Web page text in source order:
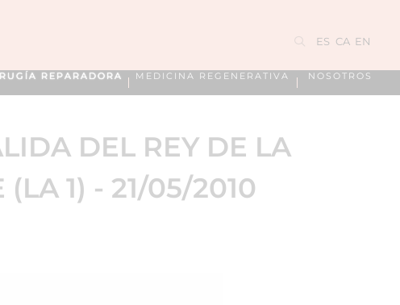
ES CA EN
REPARADORA MEDICINA REGENERATIVA NOSOTROS
DEL REY DE LA
1) - 21/05/2010